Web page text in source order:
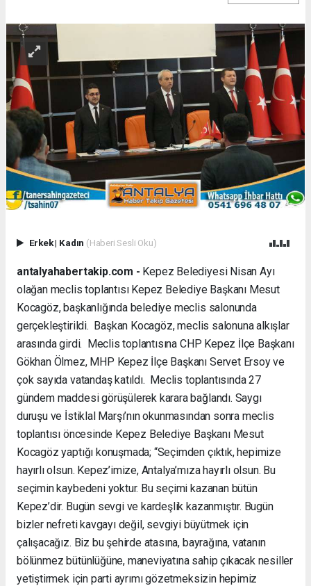
Erkek| Kadın (Haberi Sesli Oku)
antalyahabertakip.com - Kepez Belediyesi Nisan Ayı
olağan meclis toplantısı Kepez Belediye Başkanı Mesut
Kocagöz, başkanlığında belediye meclis salonunda
gerçekleştirildi. Başkan Kocagöz, meclis salonuna alkışlar
arasında girdi. Meclis toplantısına CHP Kepez İlçe Başkanı
Gökhan Ölmez, MHP Kepez İlçe Başkanı Servet Ersoy ve
çok sayıda vatandaş katıldı. Meclis toplantısında 27
gündem maddesi görüşülerek karara bağlandı. Saygı
duruşu ve İstiklal Marşı’nın okunmasından sonra meclis
toplantısı öncesinde Kepez Belediye Başkanı Mesut
Kocagöz yaptığı konuşmada; “Seçimden çıktık, hepimize
hayırlı olsun. Kepez’imize, Antalya’mıza hayırlı olsun. Bu
seçimin kaybedeni yoktur. Bu seçimi kazanan bütün
Kepez’dir. Bugün sevgi ve kardeşlik kazanmıştır. Bugün
bizler nefreti kavgayı değil, sevgiyi büyütmek için
çalışacağız. Biz bu şehirde atasına, bayrağına, vatanın
bölünmez bütünlüğüne, maneviyatına sahip çıkacak nesiller
yetiştirmek için parti ayrımı gözetmeksizin hepimiz